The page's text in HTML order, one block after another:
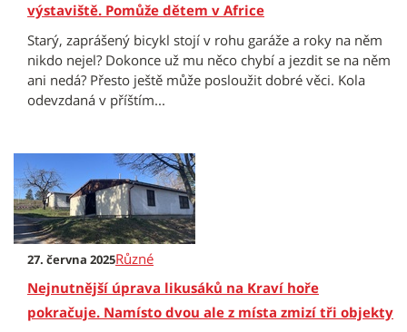
výstaviště. Pomůže dětem v Africe
Starý, zaprášený bicykl stojí v rohu garáže a roky na něm
nikdo nejel? Dokonce už mu něco chybí a jezdit se na něm
ani nedá? Přesto ještě může posloužit dobré věci. Kola
odevzdaná v příštím...
27. června 2025Různé
Nejnutnější úprava likusáků na Kraví hoře
pokračuje. Namísto dvou ale z místa zmizí tři objekty